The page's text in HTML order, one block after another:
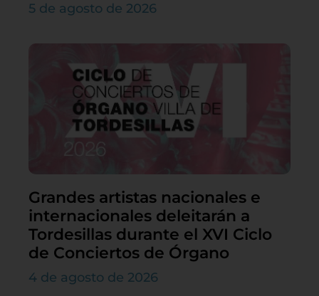
5 de agosto de 2026
Grandes artistas nacionales e
internacionales deleitarán a
Tordesillas durante el XVI Ciclo
de Conciertos de Órgano
4 de agosto de 2026